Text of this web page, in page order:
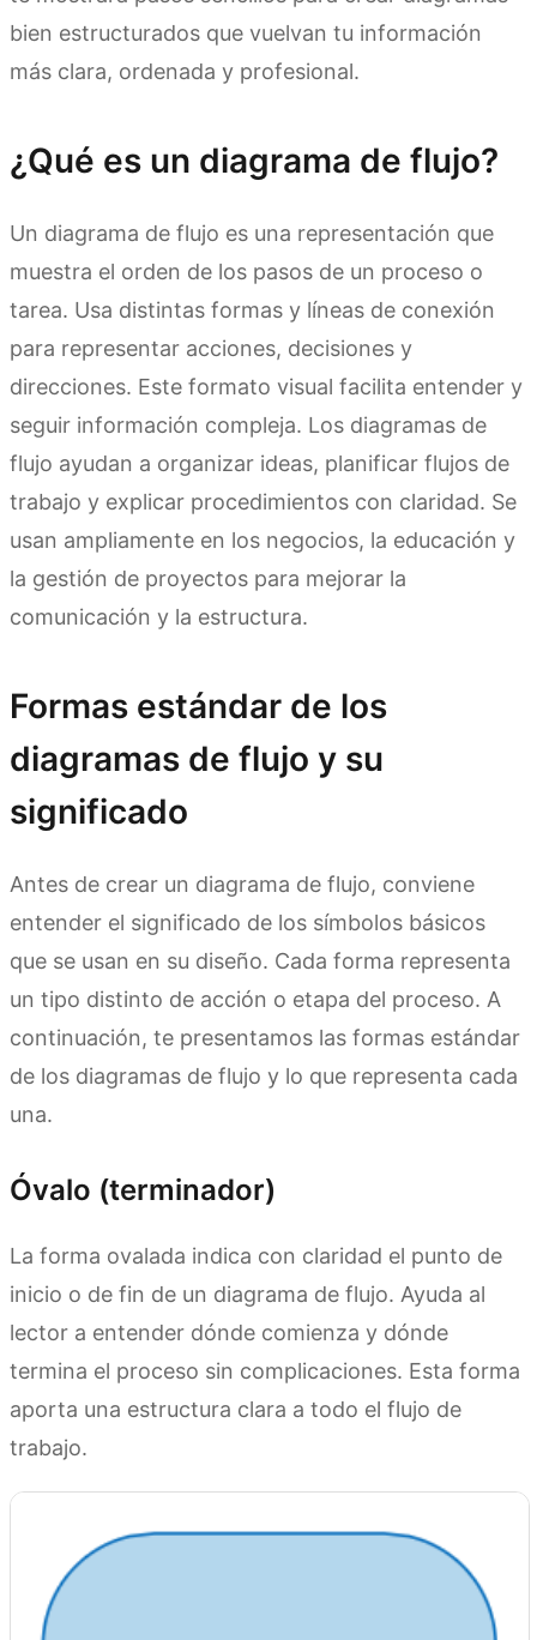
bien estructurados que vuelvan tu información
más clara, ordenada y profesional.
¿Qué es un diagrama de flujo?
Un diagrama de flujo es una representación que
muestra el orden de los pasos de un proceso o
tarea. Usa distintas formas y líneas de conexión
para representar acciones, decisiones y
direcciones. Este formato visual facilita entender y
seguir información compleja. Los diagramas de
flujo ayudan a organizar ideas, planificar flujos de
trabajo y explicar procedimientos con claridad. Se
usan ampliamente en los negocios, la educación y
la gestión de proyectos para mejorar la
comunicación y la estructura.
Formas estándar de los
diagramas de flujo y su
significado
Antes de crear un diagrama de flujo, conviene
entender el significado de los símbolos básicos
que se usan en su diseño. Cada forma representa
un tipo distinto de acción o etapa del proceso. A
continuación, te presentamos las formas estándar
de los diagramas de flujo y lo que representa cada
una.
Óvalo (terminador)
La forma ovalada indica con claridad el punto de
inicio o de fin de un diagrama de flujo. Ayuda al
lector a entender dónde comienza y dónde
termina el proceso sin complicaciones. Esta forma
aporta una estructura clara a todo el flujo de
trabajo.